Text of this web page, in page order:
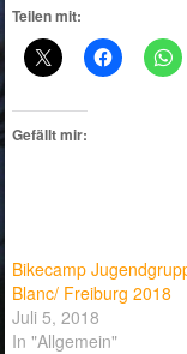
Teilen mit:
Gefällt mir:
Bikecamp
Blanc/ Freiburg 2018
Juli 5, 2018
In "Allgemein"